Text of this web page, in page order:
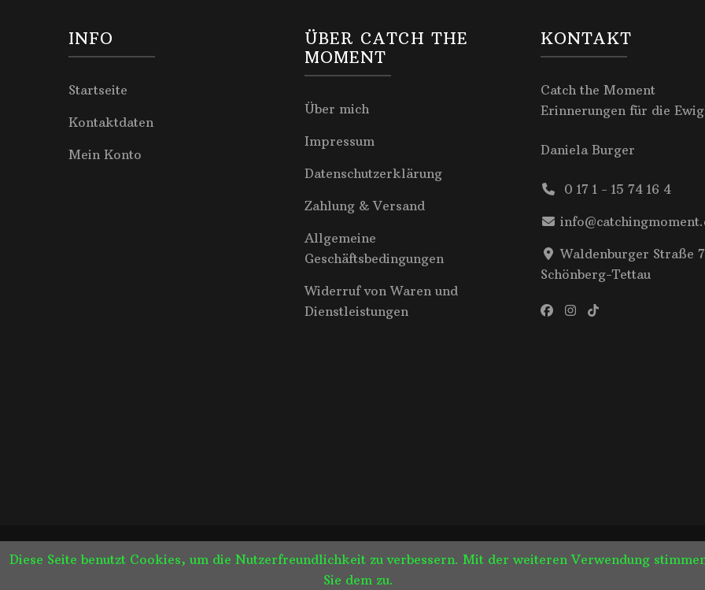
INFO
Startseite
Kontaktdaten
Mein Konto
ÜBER CATCH THE
MOMENT
Über mich
Impressum
Datenschutzerklärung
Zahlung & Versand
Allgemeine
Geschäftsbedingungen
Widerruf von Waren und
Dienstleistungen
KONTAKT
Catch the Moment
Erinnerungen für die
Daniela Burger
0 17 1 - 15 74 16 4
Waldenburger Straße
Schönberg-Tettau
2022 Copyright Catch the Moment-Daniela Burger. All Rights Reserved. Blossom Feminine | Entwickelt von
Diese Seite benutzt Cookies, um die Nutzerfreundlichkeit zu verbessern. Mit der weiteren Verwendung
Sie dem zu.